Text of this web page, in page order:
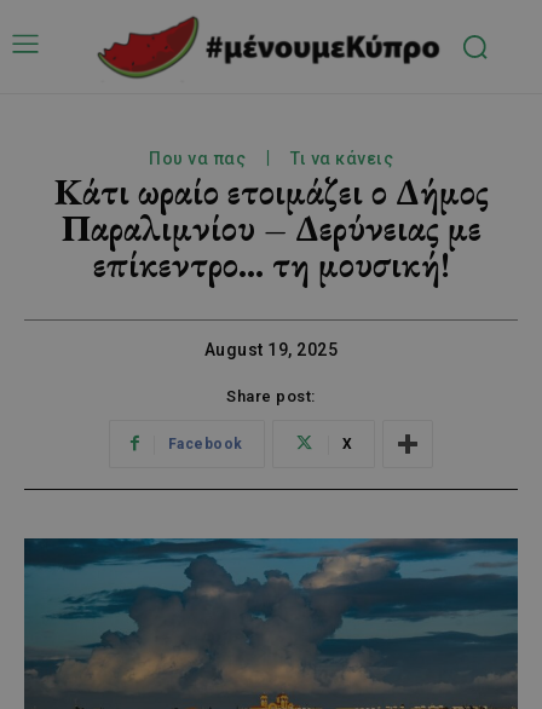
Που να πας Τι να κάνεις
Κάτι ωραίο ετοιμάζει ο Δήμος
Παραλιμνίου – Δερύνειας με
επίκεντρο… τη μουσική!
August 19, 2025
Share post:
Facebook X